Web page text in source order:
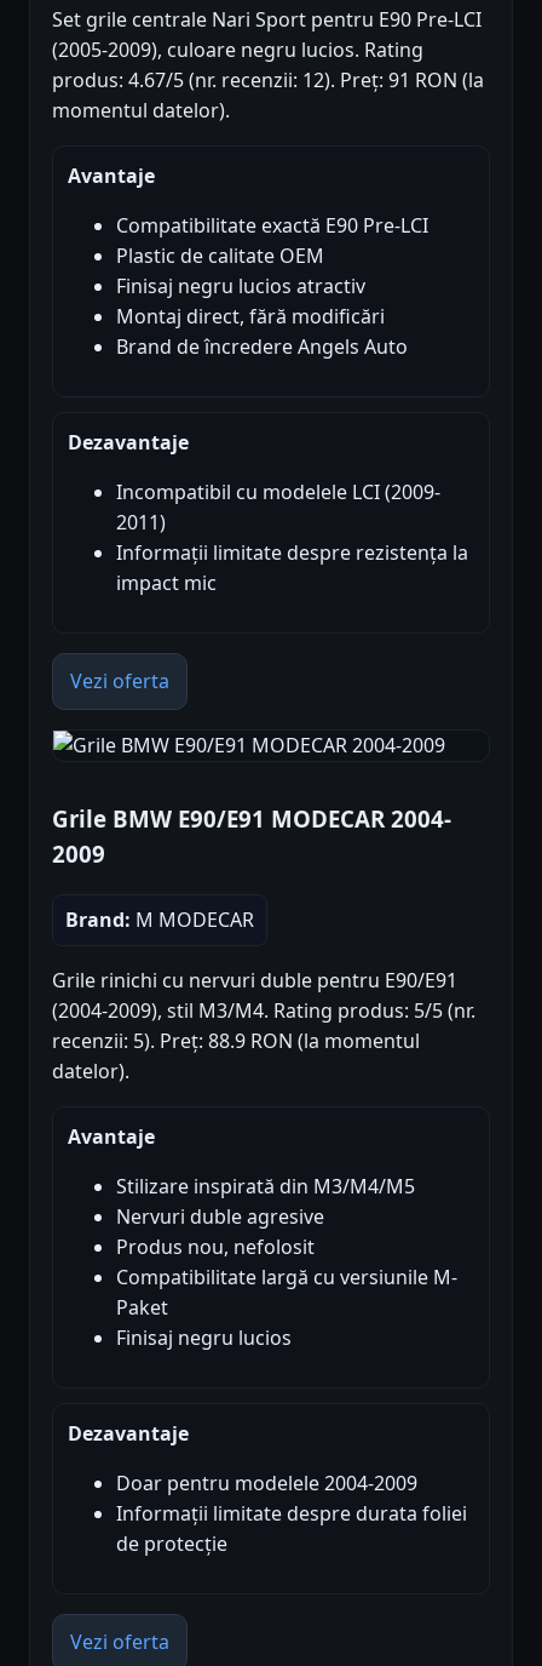
Set grile centrale Nari Sport pentru E90 Pre-LCI
(2005-2009), culoare negru lucios. Rating
produs: 4.67/5 (nr. recenzii: 12). Preț: 91 RON (la
momentul datelor).
Avantaje
Compatibilitate exactă E90 Pre-LCI
Plastic de calitate OEM
Finisaj negru lucios atractiv
Montaj direct, fără modificări
Brand de încredere Angels Auto
Dezavantaje
Incompatibil cu modelele LCI (2009-
2011)
Informații limitate despre rezistența la
impact mic
Vezi oferta
Grile BMW E90/E91 MODECAR 2004-
2009
Brand: M MODECAR
Grile rinichi cu nervuri duble pentru E90/E91
(2004-2009), stil M3/M4. Rating produs: 5/5 (nr.
recenzii: 5). Preț: 88.9 RON (la momentul
datelor).
Avantaje
Stilizare inspirată din M3/M4/M5
Nervuri duble agresive
Produs nou, nefolosit
Compatibilitate largă cu versiunile M-
Paket
Finisaj negru lucios
Dezavantaje
Doar pentru modelele 2004-2009
Informații limitate despre durata foliei
de protecție
Vezi oferta